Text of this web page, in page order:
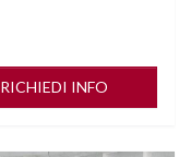
RICHIEDI INFO